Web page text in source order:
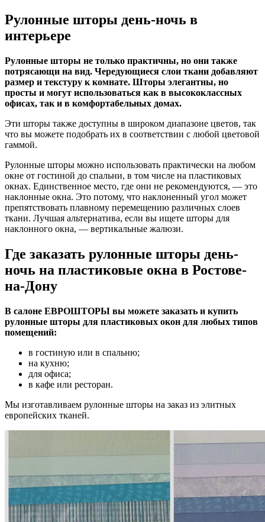
Рулонные шторы день-ночь в
интерьере
Рулонные шторы не только практичны, но они также
потрясающи на вид. Чередующиеся слои ткани добавляют
размер и текстуру к комнате. Шторы элегантны, но
просты и могут использоваться как в высококлассных
офисах, так и в комфортабельных домах.
Эти шторы также доступны в широком диапазоне цветов, так
что вы можете подобрать их в соответствии с любой цветовой
гаммой.
Рулонные шторы можно использовать практически на любом
окне от гостиной до спальни, в том числе на пластиковых
окнах. Единственное место, где они не рекомендуются, — это
наклонные окна. Это потому, что наклоненный угол может
препятствовать плавному перемещению различных слоев
ткани. Лучшая альтернатива, если вы ищете шторы для
наклонного окна, — вертикальные жалюзи.
Где заказать рулонные шторы день-
ночь на пластиковые окна в Ростове-
на-Дону
В салоне ЕВРОШТОРЫ вы можете заказать и купить
рулонные шторы для пластиковых окон для любых типов
помещений:
в гостиную или в спальню;
на кухню;
для офиса;
в кафе или ресторан.
Мы изготавливаем рулонные шторы на заказ из элитных
европейских тканей.